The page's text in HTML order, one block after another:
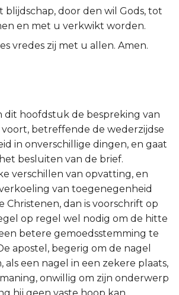
blijdschap, door den wil Gods, tot
en met u verkwikt worden.
vredes zij met u allen. Amen.
dit hoofdstuk de bespreking van
betreffende de wederzijdse
in onverschillige dingen, en gaat
besluiten van de brief.
verschillen van opvatting, en
van toegenegenheid
Christenen, dan is voorschrift op
op regel wel nodig om de hitte
betere gemoedsstemming te
apostel, begerig om de nagel
als een nagel in een zekere plaats,
onwillig om zijn onderwerp